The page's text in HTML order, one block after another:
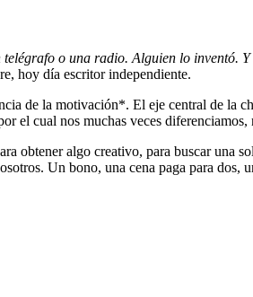
o una radio. Alguien lo inventó.
hoy día escritor independiente.
de la motivación*. El eje central de la
el cual nos muchas veces diferenciamos,
obtener algo creativo, para buscar una
Un bono, una cena paga para